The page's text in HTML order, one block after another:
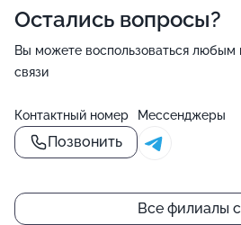
Остались вопросы?
Вы можете воспользоваться любым
связи
Контактный номер
Позвонить
Мессенджеры
Все филиалы